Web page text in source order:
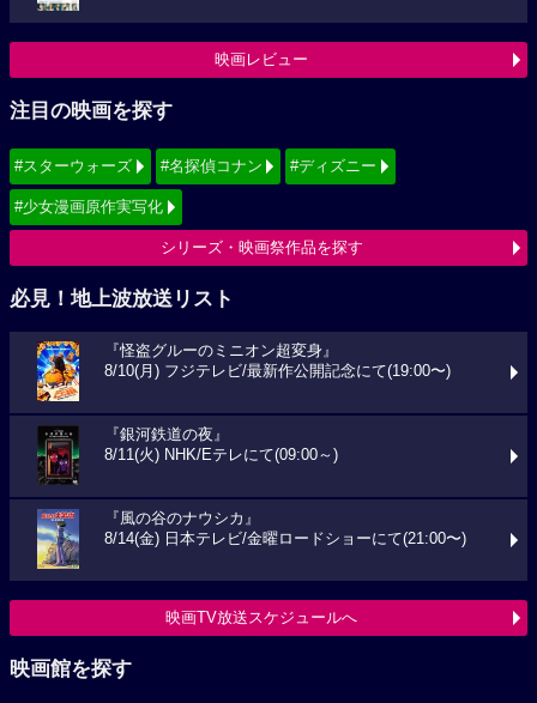
映画レビュー
注目の映画を探す
#スターウォーズ #名探偵コナン #ディズニー
#少女漫画原作実写化
シリーズ・映画祭作品を探す
必見！地上波放送リスト
『怪盗グルーのミニオン超変身』
8/10(月) フジテレビ/最新作公開記念にて(19:00〜)
『銀河鉄道の夜』
8/11(火) NHK/Eテレにて(09:00～)
『風の谷のナウシカ』
8/14(金) 日本テレビ/金曜ロードショーにて(21:00〜)
映画TV放送スケジュールへ
映画館を探す